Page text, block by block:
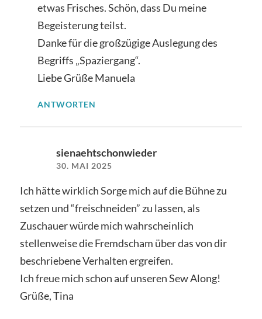
etwas Frisches. Schön, dass Du meine
Begeisterung teilst.
Danke für die großzügige Auslegung des
Begriffs „Spaziergang“.
Liebe Grüße Manuela
ANTWORTEN
sienaehtschonwieder
30. MAI 2025
Ich hätte wirklich Sorge mich auf die Bühne zu
setzen und “freischneiden” zu lassen, als
Zuschauer würde mich wahrscheinlich
stellenweise die Fremdscham über das von dir
beschriebene Verhalten ergreifen.
Ich freue mich schon auf unseren Sew Along!
Grüße, Tina